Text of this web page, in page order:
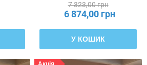
7 323,00 грн
6 874,00 грн
У КОШИК